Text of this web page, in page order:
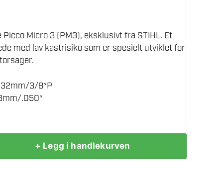
Picco Micro 3 (PM3), eksklusivt fra STIHL. Et
med lav kastrisiko som er spesielt utviklet for
3/8″P
.050″
+ Legg i handlekurven